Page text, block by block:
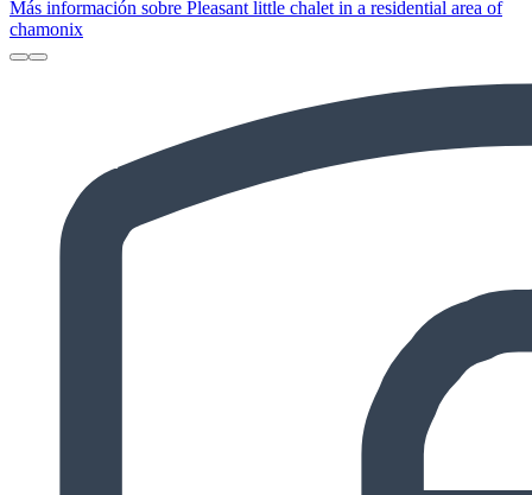
Más información sobre Pleasant little chalet in a residential area of
chamonix